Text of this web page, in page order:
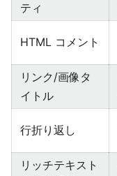
ティ
HTML コメント
リンク/画像タ
イトル
行折り返し
リッチテキスト